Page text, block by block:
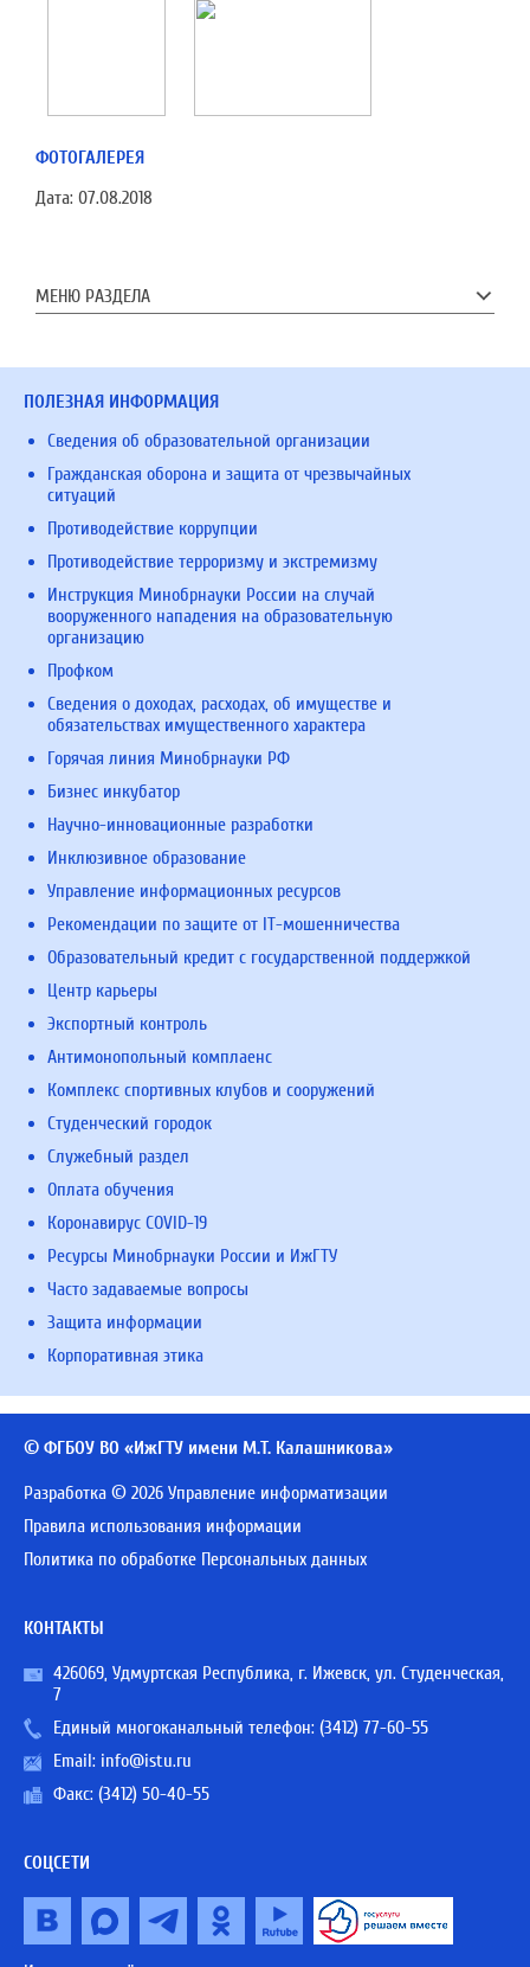
ФОТОГАЛЕРЕЯ
Дата: 07.08.2018
МЕНЮ РАЗДЕЛА
ПОЛЕЗНАЯ ИНФОРМАЦИЯ
Сведения об образовательной организации
Гражданская оборона и защита от чрезвычайных
ситуаций
Противодействие коррупции
Противодействие терроризму и экстремизму
Инструкция Минобрнауки России на случай
вооруженного нападения на образовательную
организацию
Профком
Сведения о доходах, расходах, об имуществе и
обязательствах имущественного характера
Горячая линия Минобрнауки РФ
Бизнес инкубатор
Научно-инновационные разработки
Инклюзивное образование
Управление информационных ресурсов
Рекомендации по защите от IT-мошенничества
Образовательный кредит с государственной поддержкой
Центр карьеры
Экспортный контроль
Антимонопольный комплаенс
Комплекс спортивных клубов и сооружений
Студенческий городок
Служебный раздел
Оплата обучения
Коронавирус COVID-19
Ресурсы Минобрнауки России и ИжГТУ
Часто задаваемые вопросы
Защита информации
Корпоративная этика
© ФГБОУ ВО «ИжГТУ имени М.Т. Калашникова»
Разработка © 2026 Управление информатизации
Правила использования информации
Политика по обработке Персональных данных
КОНТАКТЫ
426069, Удмуртская Республика, г. Ижевск, ул. Студенческая,
7
Единый многоканальный телефон: (3412) 77-60-55
Email: info@istu.ru
Факс: (3412) 50-40-55
СОЦСЕТИ